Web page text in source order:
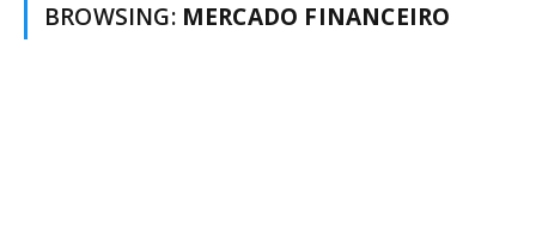
BROWSING: MERCADO FINANCEIRO